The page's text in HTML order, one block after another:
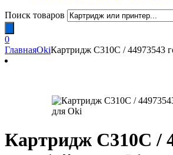
Поиск товаров
0
ГлавнаяOkiКартридж C310C / 44973543
Картридж C310C /